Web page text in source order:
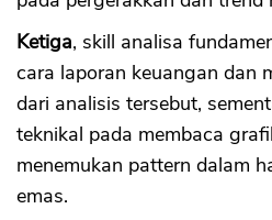
Ketiga, skill analisa
cara laporan keuangan dan
dari analisis tersebut,
teknikal pada membaca
menemukan pattern dalam
emas.